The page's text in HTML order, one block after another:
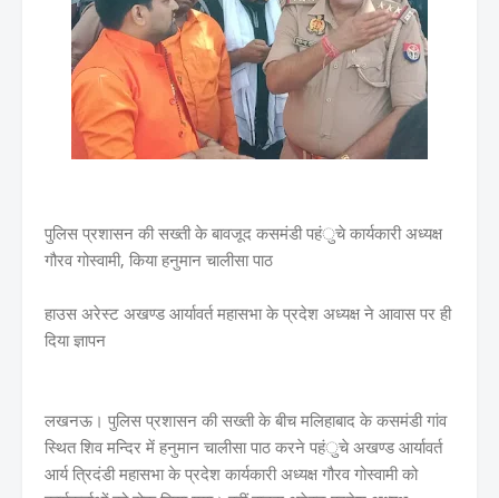
पुलिस प्रशासन की सख्ती के बावजूद कसमंडी पहंुचे कार्यकारी अध्यक्ष
गौरव गोस्वामी, किया हनुमान चालीसा पाठ
हाउस अरेस्ट अखण्ड आर्यावर्त महासभा के प्रदेश अध्यक्ष ने आवास पर ही
दिया ज्ञापन
लखनऊ। पुलिस प्रशासन की सख्ती के बीच मलिहाबाद के कसमंडी गांव
स्थित शिव मन्दिर में हनुमान चालीसा पाठ करने पहंुचे अखण्ड आर्यावर्त
आर्य त्रिदंडी महासभा के प्रदेश कार्यकारी अध्यक्ष गौरव गोस्वामी को